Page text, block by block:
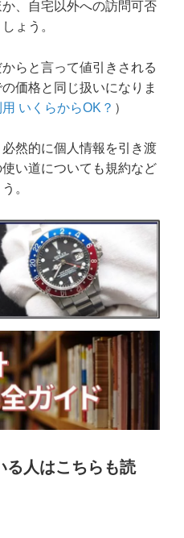
、自宅以外への訪問可否
ょう。
らと言って値引きされる
価格と同じ扱いになりま
いくらからOK？ ）
然的に個人情報を引き渡
い道についても規約など
。
る人はこちらも読